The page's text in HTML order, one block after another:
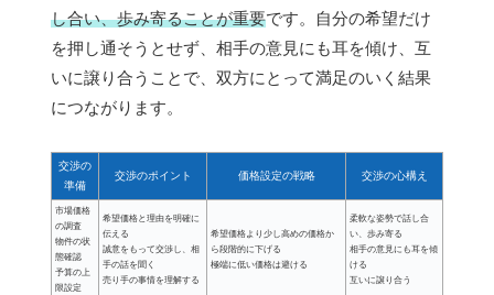
し合い、歩み寄ることが重要です。自分の希望だけ
を押し通そうとせず、相手の意見にも耳を傾け、互
いに譲り合うことで、双方にとって満足のいく結果
につながります。
交渉の
準備
交渉のポイント 価格設定の戦略 交渉の心構え
市場価格
の調査
物件の状
態確認
予算の上
限設定
希望価格と理由を明確に
伝える
誠意をもって交渉し、相
手の話を聞く
売り手の事情を理解する
希望価格より少し高めの価格か
ら段階的に下げる
極端に低い価格は避ける
柔軟な姿勢で話し合
い、歩み寄る
相手の意見にも耳を傾
ける
互いに譲り合う